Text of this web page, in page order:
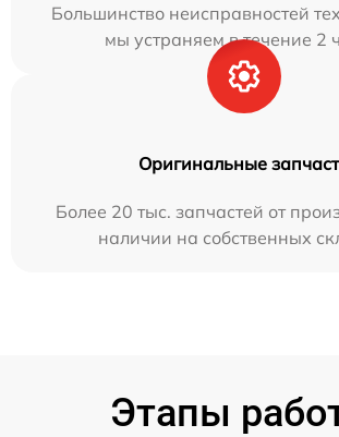
Большинство неисправностей
мы устраняем в течение 2
Оригинальные
Более 20 тыс. запчастей от
наличии на собственных
Этапы